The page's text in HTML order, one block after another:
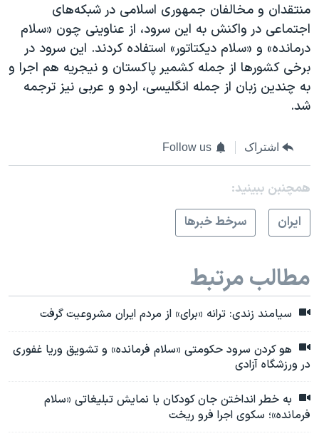
منتقدان و مخالفان جمهوری اسلامی در شبکه‌های
اجتماعی در واکنش به این سرود، از عناوینی چون «سلام
درمانده» و «سلام دیکتاتور» استفاده کردند. این سرود در
برخی کشورها از جمله کشمیر پاکستان و نیجریه هم اجرا و
به چندین زبان از جمله انگلیسی، اردو و عربی نیز ترجمه
شد.
اشتراک Follow us
همچنبن ببینید:
ايران
سرخط خبرها
مطالب مرتبط
سیامند زندی: ترانه «برای» از مردم ایران مشروعیت گرفت
هو کردن سرود حکومتی «سلام فرمانده» و تشویق وریا غفوری
در ورزشگاه آزادی
به خطر انداختن جان کودکان با نمایش تبلیغاتی «سلام
فرمانده»؛ سکوی اجرا فرو ریخت